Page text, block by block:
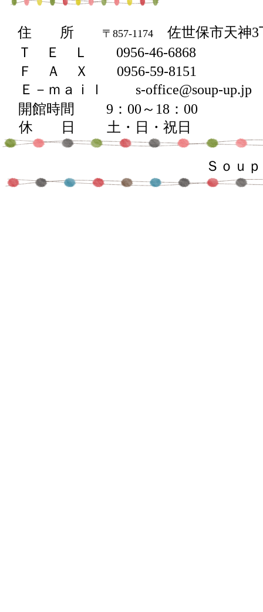
住 所 〒857-1174
佐世保市天神3
Ｔ Ｅ Ｌ 0956-46-6868
Ｆ Ａ Ｘ 0956-59-8151
Ｅ－ｍａｉｌ s-office@soup-up.jp
開館時間 9：00～18：00
休 日 土・日・祝日
Ｓｏｕ